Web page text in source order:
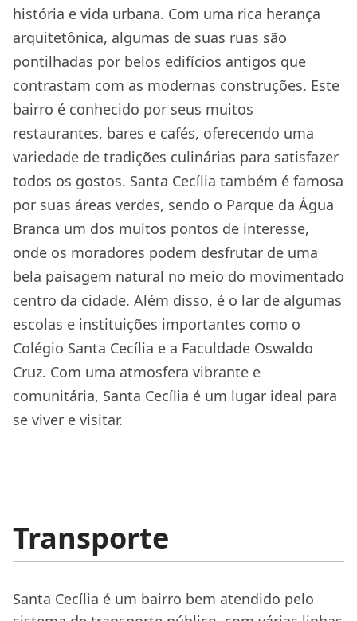
história e vida urbana. Com uma rica herança
arquitetônica, algumas de suas ruas são
pontilhadas por belos edifícios antigos que
contrastam com as modernas construções. Este
bairro é conhecido por seus muitos
restaurantes, bares e cafés, oferecendo uma
variedade de tradições culinárias para satisfazer
todos os gostos. Santa Cecília também é famosa
por suas áreas verdes, sendo o Parque da Água
Branca um dos muitos pontos de interesse,
onde os moradores podem desfrutar de uma
bela paisagem natural no meio do movimentado
centro da cidade. Além disso, é o lar de algumas
escolas e instituições importantes como o
Colégio Santa Cecília e a Faculdade Oswaldo
Cruz. Com uma atmosfera vibrante e
comunitária, Santa Cecília é um lugar ideal para
se viver e visitar.
Transporte
Santa Cecília é um bairro bem atendido pelo